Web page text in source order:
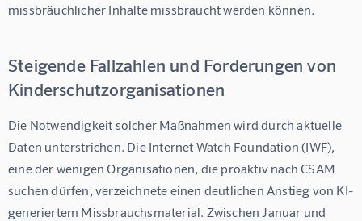
missbräuchlicher Inhalte missbraucht werden können.
Steigende Fallzahlen und Forderungen von
Kinderschutzorganisationen
Die Notwendigkeit solcher Maßnahmen wird durch aktuelle
Daten unterstrichen. Die Internet Watch Foundation (IWF),
eine der wenigen Organisationen, die proaktiv nach CSAM
suchen dürfen, verzeichnete einen deutlichen Anstieg von KI-
generiertem Missbrauchsmaterial. Zwischen Januar und